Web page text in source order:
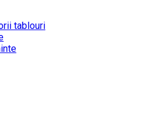
tablouri